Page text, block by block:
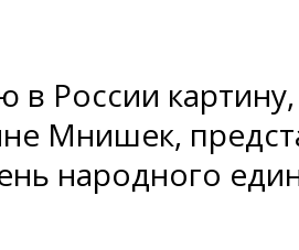
в России
Мнишек,
народного